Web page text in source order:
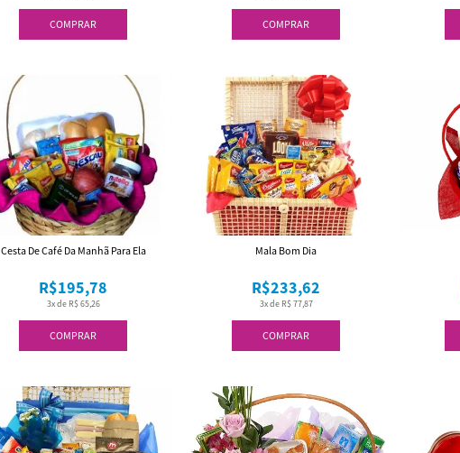
COMPRAR COMPRAR
COMPRAR
3x de R$ 65,26
R$195,78
Cesta De Café Da Manhã Para Ela
COMPRAR
3x de R$ 77,87
R$233,62
Mala Bom Dia